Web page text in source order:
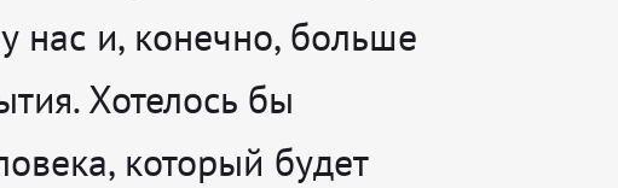
нас и, конечно, больше
Хотелось бы
который будет